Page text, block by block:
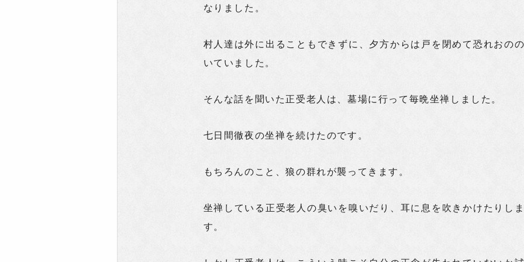
なりました。
村人達は外に出ることもできずに、夕方からは戸を閉めて恐れおの
いていました。
そんな話を聞いた正受老人は、墓場に行って毎晩坐禅しました。
七日間徹夜の坐禅を続けたのです。
もちろんのこと、狼の群れが襲ってきます。
坐禅している正受老人の臭いを嗅いだり、耳に息を吹きかけたりし
す。